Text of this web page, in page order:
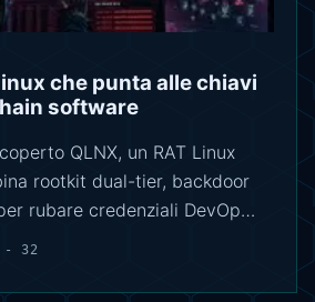
che punta alle chiavi
software
QLNX, un RAT Linux
rootkit dual-tier, backdoor
rubare credenziali DevOp…
- 32